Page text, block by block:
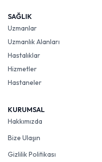
SAĞLIK
Uzmanlar
Uzmanlık Alanları
Hastalıklar
Hizmetler
Hastaneler
KURUMSAL
Hakkımızda
Bize Ulaşın
Gizlilik Politikası